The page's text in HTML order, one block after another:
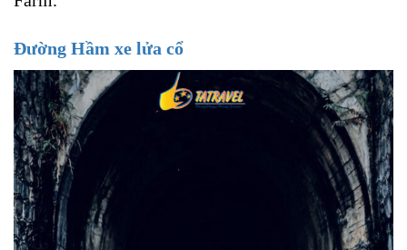
Đường Hầm xe lửa cổ